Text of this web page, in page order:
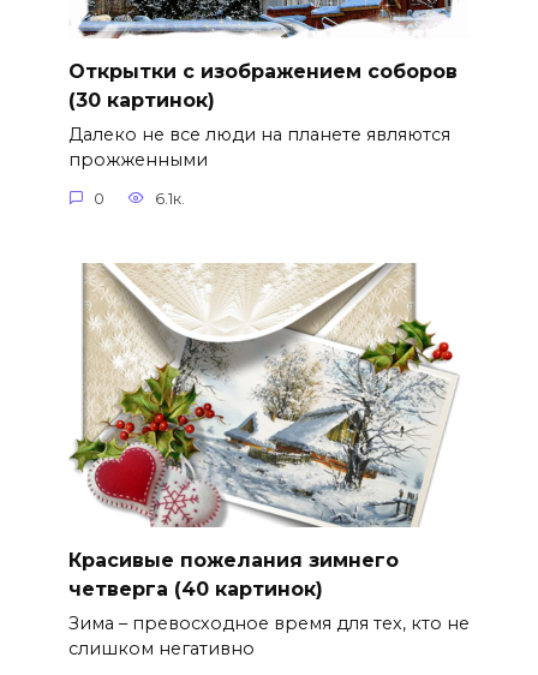
Открытки с изображением соборов
(30 картинок)
Далеко не все люди на планете являются
прожженными
0 6.1к.
Красивые пожелания зимнего
четверга (40 картинок)
Зима – превосходное время для тех, кто не
слишком негативно